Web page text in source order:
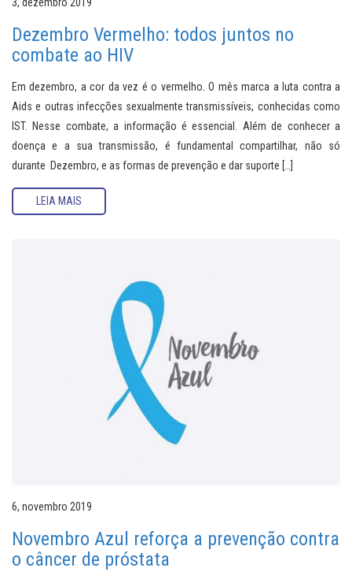
Dezembro Vermelho: todos juntos no
combate ao HIV
Em dezembro, a cor da vez é o vermelho. O mês marca a luta contra a
Aids e outras infecções sexualmente transmissíveis, conhecidas como
IST. Nesse combate, a informação é essencial. Além de conhecer a
doença e a sua transmissão, é fundamental compartilhar, não só
durante Dezembro, e as formas de prevenção e dar suporte […]
LEIA MAIS
6, novembro 2019
Novembro Azul reforça a prevenção contra
o câncer de próstata